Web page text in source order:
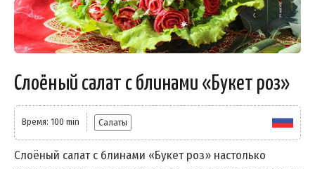
Слоёный салат с блинами «Букет роз»
Время: 100 min Салаты
Слоёный салат с блинами «Букет роз» настолько